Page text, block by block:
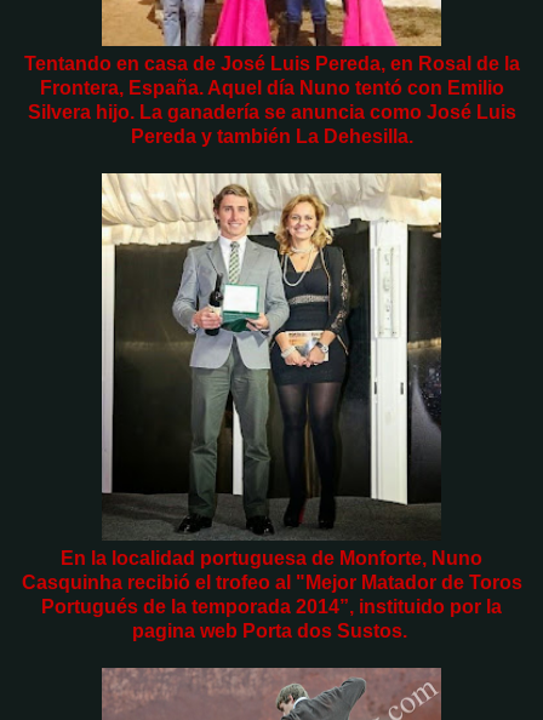
Tentando en casa de José Luis Pereda, en Rosal de la
Frontera, España. Aquel día Nuno tentó con Emilio
Silvera hijo. La ganadería se anuncia como José Luis
Pereda y también La Dehesilla.
En la localidad portuguesa de Monforte, Nuno
Casquinha recibió el trofeo al "Mejor Matador de Toros
Portugués de la temporada 2014”, instituido por la
pagina web Porta dos Sustos.